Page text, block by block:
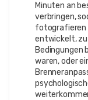
Minuten an
verbringen,
fotografieren
entwickelt, zu
Bedingungen
waren, oder